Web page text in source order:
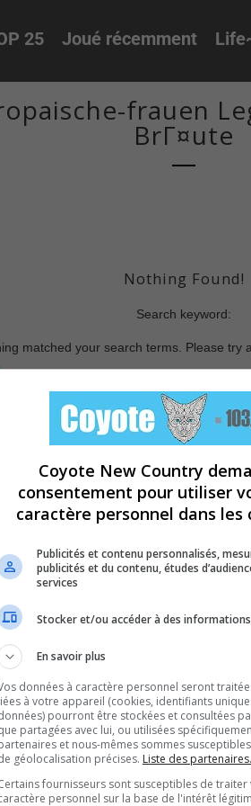
25 Joué récemment
frauen
BrГ¤ute
Nothing Found!
Search keyword:
matched your search terms. Please try
Coyote New Country
consentement pour utiliser
caractère personnel dans les
Publicités et contenu personnalisés,
publicités et du contenu, études
services
Stocker et/ou accéder à des
En savoir plus
données à caractère personnel seront
à votre appareil (cookies, identifiants
pourront être stockées et consultées
partagées avec lui, ou utilisées
et nous-mêmes sommes
géolocalisation précises. Liste des partenaires.
fournisseurs sont susceptibles de traiter
personnel sur la base de l'intérêt